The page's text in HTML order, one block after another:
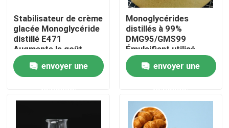
Contrôle de qualité
Contactez-nous
Nouvelles
Stabilisateur de crème
glacée Monoglycéride
distillé E471
Augmente le goût
délicat et lisse
envoyer une
Monoglycérides
distillés à 99%
DMG95/GMS99
Émulsifiant utilisé
dans l'industrie du
pain
envoyer une